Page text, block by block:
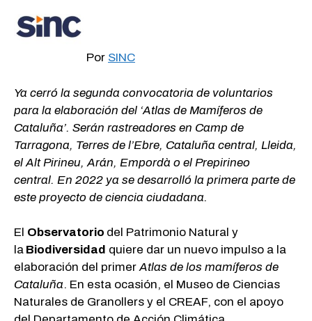
Por SINC
Ya cerró la segunda convocatoria de voluntarios
para la elaboración del ‘Atlas de Mamíferos de
Cataluña’. Serán rastreadores en Camp de
Tarragona, Terres de l’Ebre, Cataluña central, Lleida,
el Alt Pirineu, Arán, Empordà o el Prepirineo
central. En 2022 ya se desarrolló la primera parte de
este proyecto de ciencia ciudadana.
El Observatorio del Patrimonio Natural y
la Biodiversidad quiere dar un nuevo impulso a la
elaboración del primerAtlas de los mamíferos de
Cataluña. En esta ocasión, el Museo de Ciencias
Naturales de Granollers y el CREAF, con el apoyo